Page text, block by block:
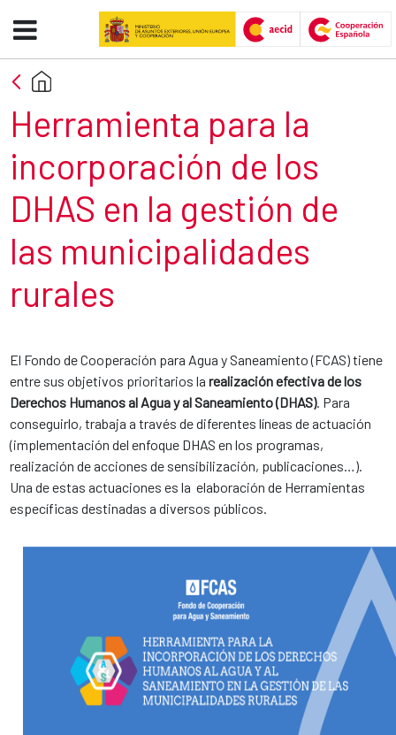
Skip to Main Content
Herramienta para
Section title
Herramienta para la
incorporación de los
DHAS en la gestión de
las municipalidades
rurales
El Fondo de Cooperación para Agua y Saneamiento (FCAS) tiene
entre sus objetivos prioritarios la realización efectiva de los
Derechos Humanos al Agua y al Saneamiento (DHAS). Para
conseguirlo, trabaja a través de diferentes líneas de actuación
(implementación del enfoque DHAS en los programas,
realización de acciones de sensibilización, publicaciones…).
Una de estas actuaciones es la elaboración de Herramientas
específicas destinadas a diversos públicos.